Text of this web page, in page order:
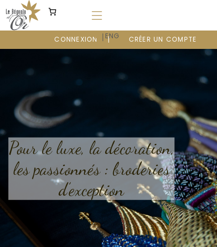
au
contenu
FR | ENG
CONNEXION CRÉER UN COMPTE
Pour le luxe, la décoration,
les passionnés : broderies
d’exception